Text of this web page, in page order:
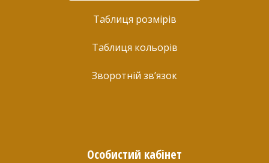
Таблиця розмірів
Таблиця кольорів
Зворотній зв’язок
Особистий кабінет